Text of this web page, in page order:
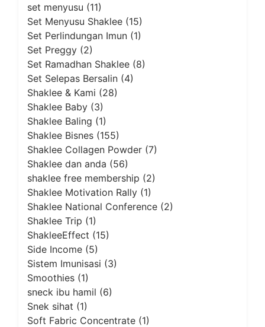
set menyusu (11)
Set Menyusu Shaklee (15)
Set Perlindungan Imun (1)
Set Preggy (2)
Set Ramadhan Shaklee (8)
Set Selepas Bersalin (4)
Shaklee & Kami (28)
Shaklee Baby (3)
Shaklee Baling (1)
Shaklee Bisnes (155)
Shaklee Collagen Powder (7)
Shaklee dan anda (56)
shaklee free membership (2)
Shaklee Motivation Rally (1)
Shaklee National Conference (2)
Shaklee Trip (1)
ShakleeEffect (15)
Side Income (5)
Sistem Imunisasi (3)
Smoothies (1)
sneck ibu hamil (6)
Snek sihat (1)
Soft Fabric Concentrate (1)